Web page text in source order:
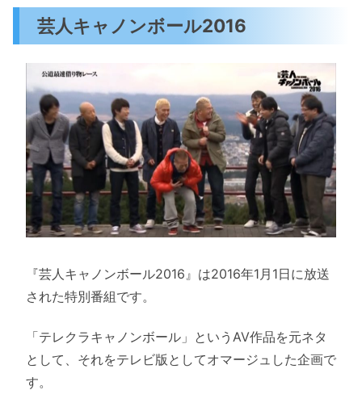
芸人キャノンボール2016
『芸人キャノンボール2016』は2016年1月1日に放送
された特別番組です。
「テレクラキャノンボール」というAV作品を元ネタ
として、それをテレビ版としてオマージュした企画で
す。